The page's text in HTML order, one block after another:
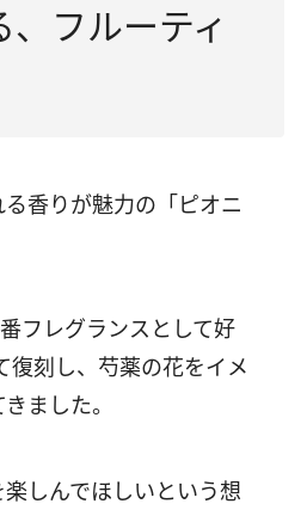
フルーティ
香りが魅力の「ピオニ
フレグランスとして好
復刻し、芍薬の花をイメ
ました。
しんでほしいという想